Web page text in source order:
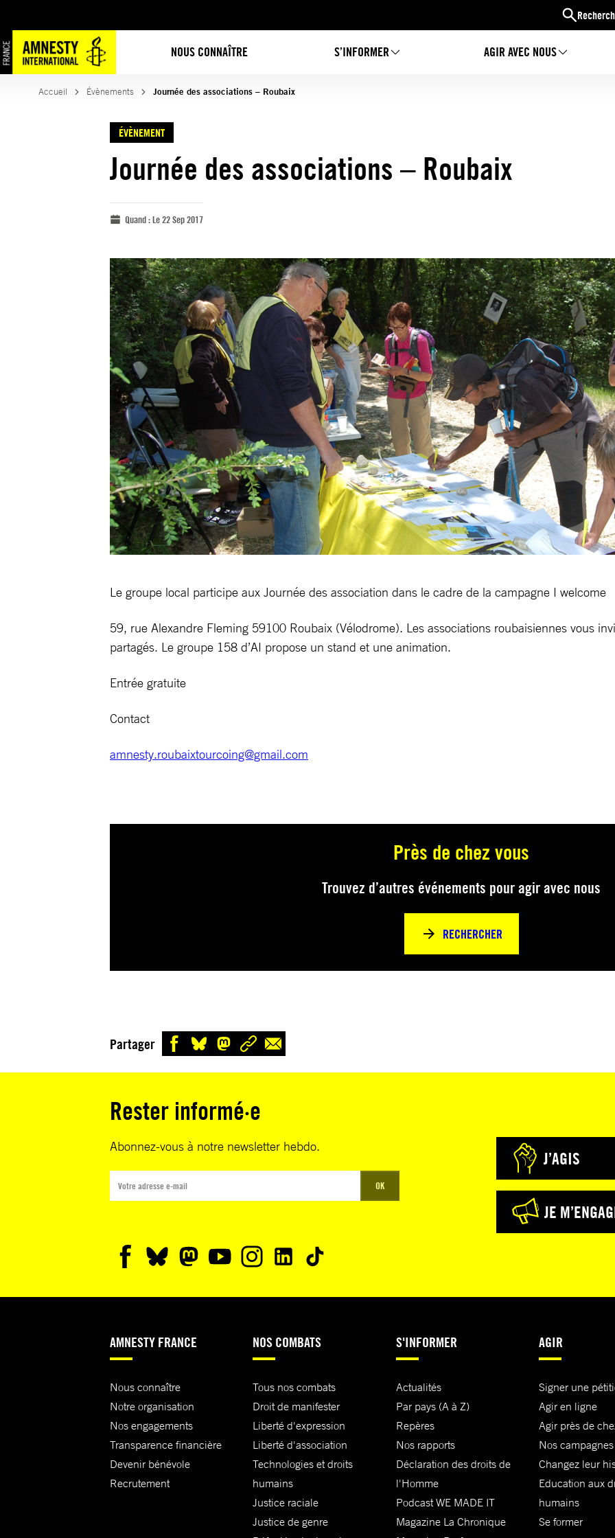
NOUS CONNAÎTRE S’INFORMER AGIR AVEC NOUS
Accueil Évènements Journée des associations – Roubaix
ÉVÈNEMENT
Journée des associations – Roubaix
Quand :Le 22 Sep 2017
Le groupe local participe aux Journée des association dans le cadre de la campagne I welcome
59, rue Alexandre Fleming 59100 Roubaix (Vélodrome). Les associations roubaisiennes vous
partagés. Le groupe 158 d’AI propose un stand et une animation.
Entrée gratuite
Contact
amnesty.roubaixtourcoing@gmail.com
Près de chez vous
Trouvez d’autres événements pour agir avec nous
RECHERCHER
Partager
Rester informé·e
Abonnez-vous à notre newsletter hebdo.
OK
J’AGIS
JE
AMNESTY FRANCE
Nous connaître
Notre organisation
Nos engagements
Transparence financière
Devenir bénévole
Recrutement
NOS COMBATS
Tous nos combats
Droit de manifester
Liberté d'expression
Liberté d'association
Technologies et droits
humains
Justice raciale
Justice de genre
S'INFORMER
Actualités
Par pays (A à Z)
Repères
Nos rapports
Déclaration des droits de
l'Homme
Podcast WE MADE IT
Magazine La Chronique
AGIR
Signer une
Agir en ligne
Agir près de
Nos campagnes
Changez leur
Education aux
humains
Se former